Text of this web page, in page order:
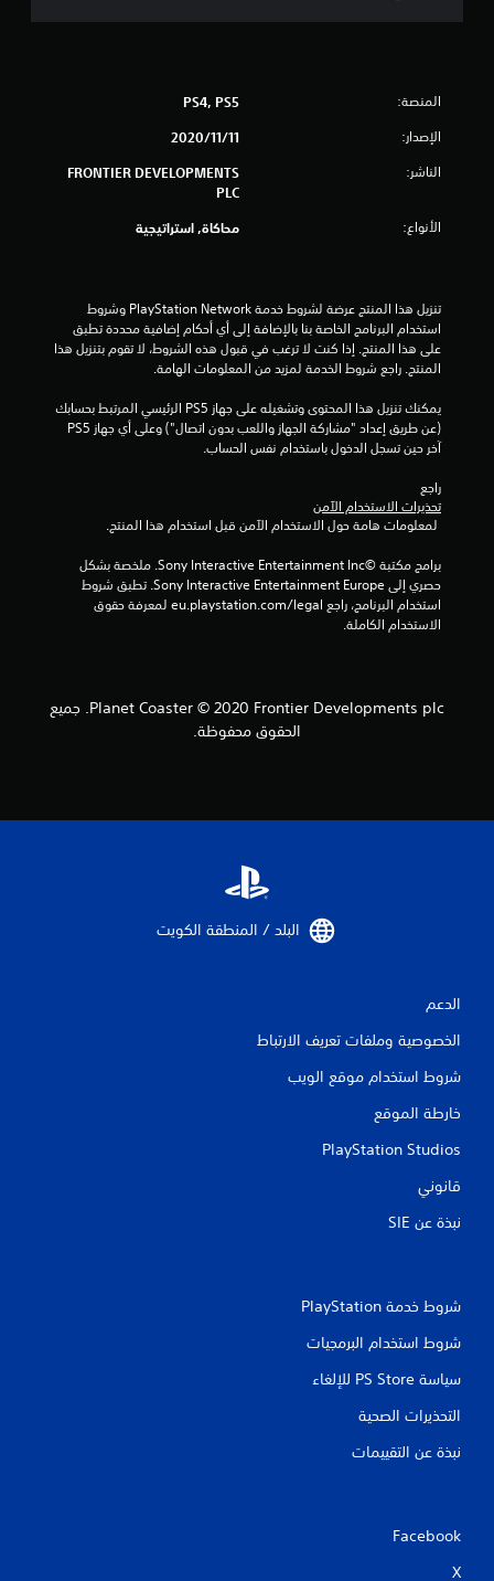
1
ا
ت
م
المنصة: PS4, PS5
الإصدار: 11‏/11‏/2020
الناشر:
FRONTIER DEVELOPMENTS
PLC
الأنواع: محاكاة, استراتيجية
المنتج. راجع شروط الخدمة لمزيد من المعلومات الهامة.
آخر حين تسجل الدخول باستخدام نفس الحساب.
راجع
تحذيرات الاستخدام الآمن
الاستخدام الكاملة.
Planet Coaster © 2020 Frontier Developments plc. جميع
الحقوق محفوظة.
البلد / المنطقة الكويت‏
الدعم
الخصوصية وملفات تعريف الارتباط
شروط استخدام موقع الويب
خارطة الموقع
PlayStation Studios
قانوني
نبذة عن SIE‏
شروط خدمة PlayStation‏
شروط استخدام البرمجيات
سياسة PS Store للإلغاء
التحذيرات الصحية
نبذة عن التقييمات
Facebook
X